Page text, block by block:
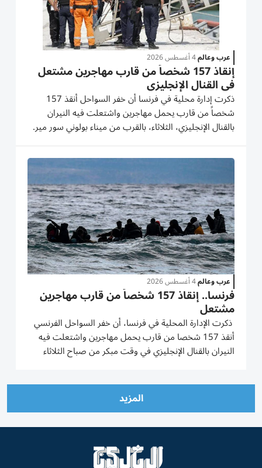
عرب وعالم4 أغسطس 2026
إنقاذ 157 شخصاً من قارب مهاجرين مشتعل
في القنال الإنجليزي
ذكرت إدارة محلية في فرنسا أن خفر السواحل أنقذ ‌157
شخصاً من قارب يحمل مهاجرين ​واشتعلت ⁠فيه النيران
بالقنال الإنجليزي، الثلاثاء، ‌بالقرب من ميناء ‌بولوني سور مير.
وأفادت الإدارة الفرنسية المشرفة على القنال وبحر الشمال
في ‌بيان بأن ثلاث سفن تابعة لخفر السواحل ⁠أنقذت ركاب...
عرب وعالم4 أغسطس 2026
فرنسا.. إنقاذ 157 شخصاً من قارب مهاجرين
مشتعل
ذكرت ‌الإدارة المحلية في فرنسا، ​⁠أن خفر ‌السواحل الفرنسي
‌أنقذ 157 شخصا من ‌قارب يحمل مهاجرين ⁠واشتعلت فيه
النيران بالقنال الإنجليزي في وقت مبكر من صباح ​الثلاثاء
المزيد